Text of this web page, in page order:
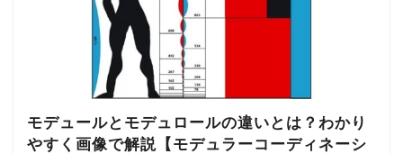
モデュールとモデュロールの違いとは？わかり
やすく画像で解説【モデュラーコーディネーシ